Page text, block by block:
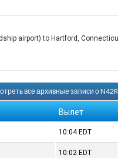
airport) to Hartford,
все архивные записи о
Вылет
10:04 EDT
10:02 EDT